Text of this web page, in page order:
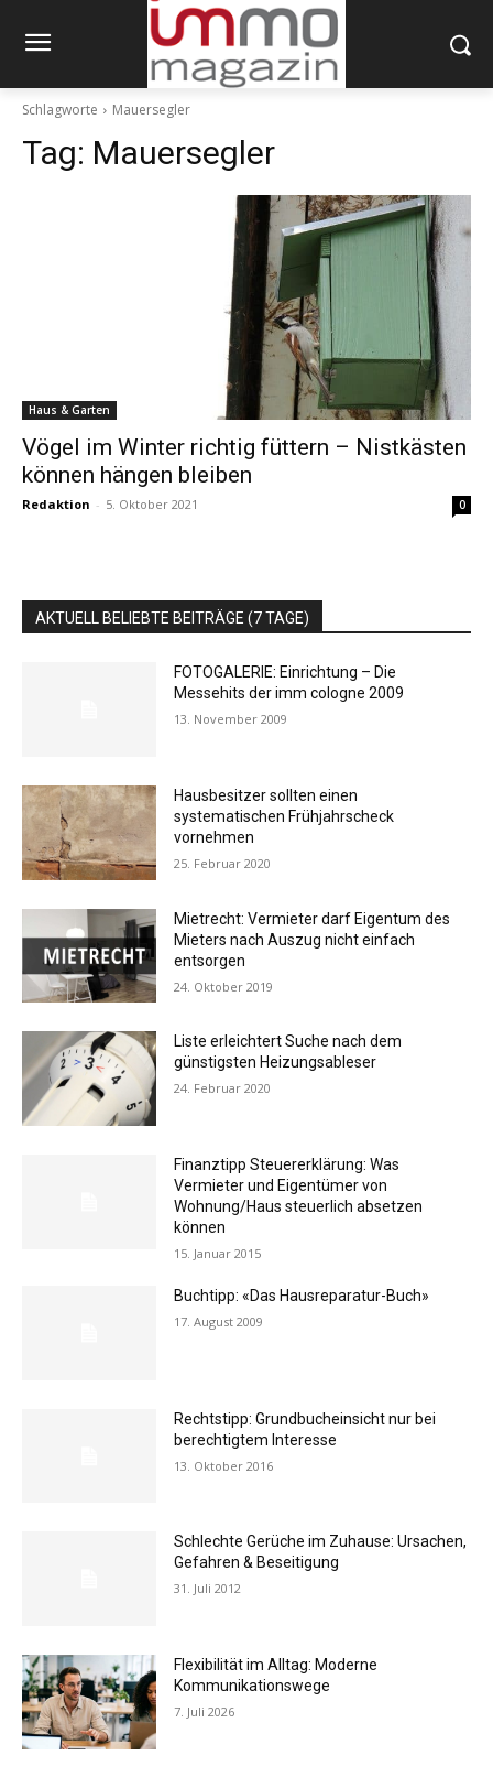
Schlagworte Mauersegler
Tag: Mauersegler
Haus & Garten
Vögel im Winter richtig füttern – Nistkästen
können hängen bleiben
Redaktion - 5. Oktober 2021 0
AKTUELL BELIEBTE BEITRÄGE (7 TAGE)
FOTOGALERIE: Einrichtung – Die
Messehits der imm cologne 2009
13. November 2009
Hausbesitzer sollten einen
systematischen Frühjahrscheck
vornehmen
25. Februar 2020
Mietrecht: Vermieter darf Eigentum des
Mieters nach Auszug nicht einfach
entsorgen
24. Oktober 2019
Liste erleichtert Suche nach dem
günstigsten Heizungsableser
24. Februar 2020
Finanztipp Steuererklärung: Was
Vermieter und Eigentümer von
Wohnung/Haus steuerlich absetzen
können
15. Januar 2015
Buchtipp: «Das Hausreparatur-Buch»
17. August 2009
Rechtstipp: Grundbucheinsicht nur bei
berechtigtem Interesse
13. Oktober 2016
Schlechte Gerüche im Zuhause: Ursachen,
Gefahren & Beseitigung
31. Juli 2012
Flexibilität im Alltag: Moderne
Kommunikationswege
7. Juli 2026